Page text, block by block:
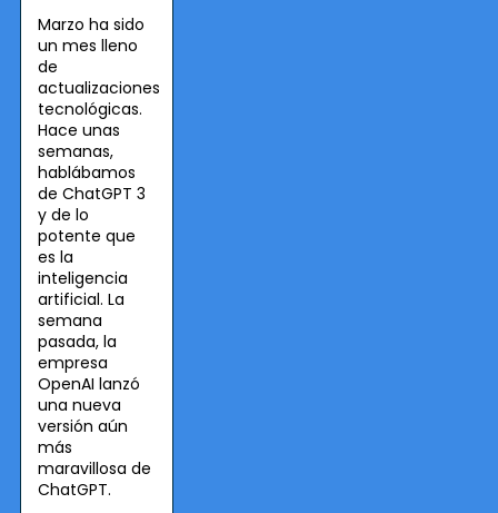
Marzo ha sido
un mes lleno
de
actualizaciones
tecnológicas.
Hace unas
semanas,
hablábamos
de ChatGPT 3
y de lo
potente que
es la
inteligencia
artificial. La
semana
pasada, la
empresa
OpenAI lanzó
una nueva
versión aún
más
maravillosa de
ChatGPT.